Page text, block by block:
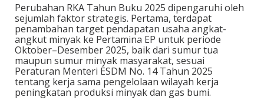
Perubahan RKA Tahun Buku 2025 dipengaruhi oleh
sejumlah faktor strategis. Pertama, terdapat
penambahan target pendapatan usaha angkat-
angkut minyak ke Pertamina EP untuk periode
Oktober–Desember 2025, baik dari sumur tua
maupun sumur minyak masyarakat, sesuai
Peraturan Menteri ESDM No. 14 Tahun 2025
tentang kerja sama pengelolaan wilayah kerja
peningkatan produksi minyak dan gas bumi.